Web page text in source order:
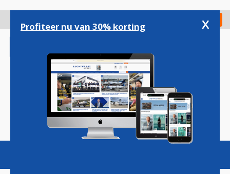
gaan
Check in
Magazine Podcasts Vacatures
Profiteer nu van 30% korting x